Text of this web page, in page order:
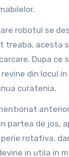
robotul se
treaba, acesta
Dupa ce
din locul in
curatenia.
partea de jos,
rotativa,
in utila in